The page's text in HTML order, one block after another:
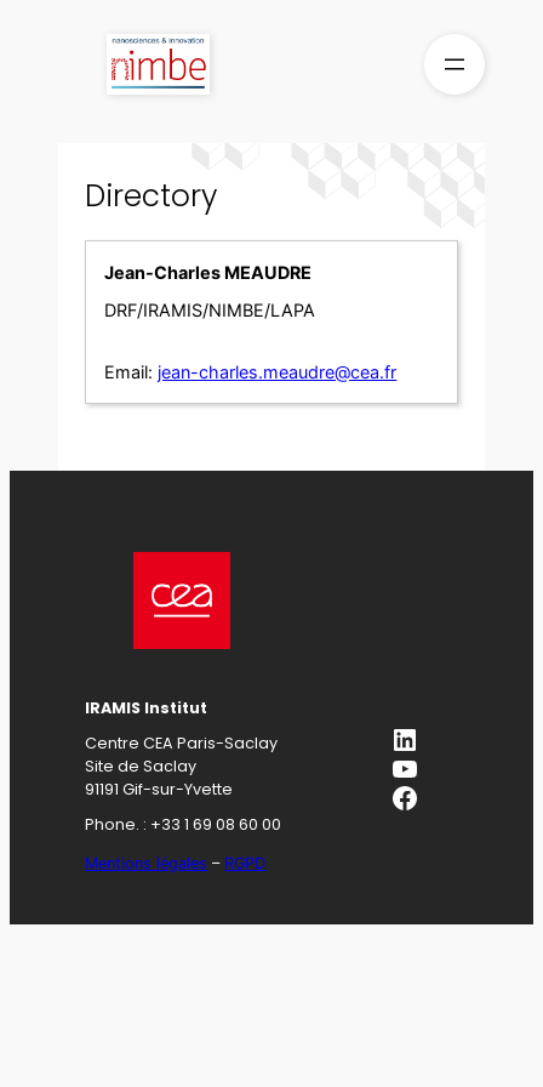
Directory
Jean-Charles MEAUDRE
DRF/IRAMIS/NIMBE/LAPA
Email: jean-charles.meaudre@cea.fr
IRAMIS Institut
Centre CEA Paris-Saclay
Site de Saclay
91191 Gif-sur-Yvette
Phone. : +33 1 69 08 60 00
Mentions légales – RGPD
LinkedIn
YouTube
Facebook